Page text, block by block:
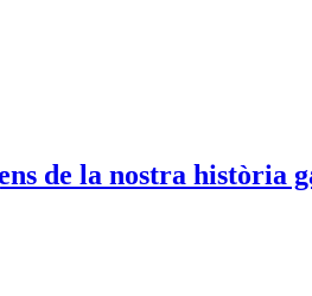
de la nostra història